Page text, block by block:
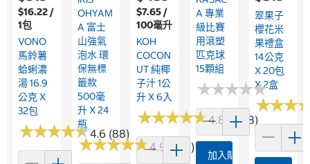
$16.22 /
1包
VONO
馬鈴薯
蛤蜊濃
湯 16.9
公克 X
32包
★★★★★
★★★★★4.6 (88)
OHYAM
A 富士
山強氣
泡水 環
保無標
籤款
500毫
升 X 24
瓶
★★★★★
★★★★★4.9 (227)
$7.65 /
100毫升
KOH
COCON
UT 純椰
子汁 1公
升 X 6入
★★★★★
★★★★★4.8 (1958)
A 專業
級比賽
用滾塑
匹克球
15顆組
★★★★★
★★★★★
加入購物車
翠果子
櫻花米
果禮盒
14公克
X 20包
X 2盒
★★★
★★★